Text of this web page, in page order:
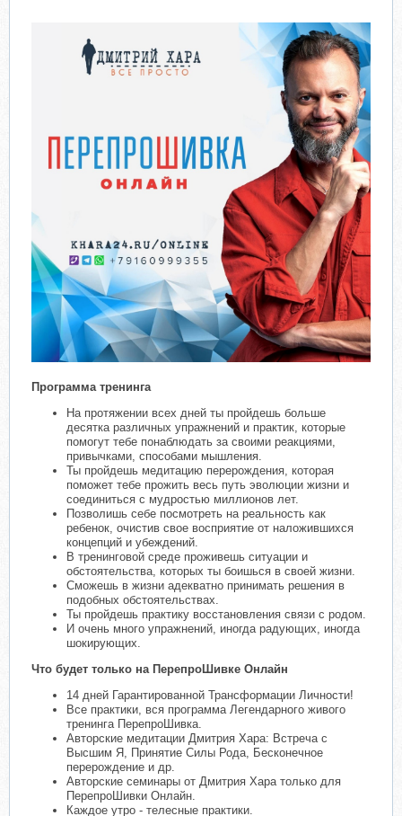
Программа тренинга
На протяжении всех дней ты пройдешь больше
десятка различных упражнений и практик, которые
помогут тебе понаблюдать за своими реакциями,
привычками, способами мышления.
Ты пройдешь медитацию перерождения, которая
поможет тебе прожить весь путь эволюции жизни и
соединиться с мудростью миллионов лет.
Позволишь себе посмотреть на реальность как
ребенок, очистив свое восприятие от наложившихся
концепций и убеждений.
В тренинговой среде проживешь ситуации и
обстоятельства, которых ты боишься в своей жизни.
Сможешь в жизни адекватно принимать решения в
подобных обстоятельствах.
Ты пройдешь практику восстановления связи с родом.
И очень много упражнений, иногда радующих, иногда
шокирующих.
Что будет только на ПерепроШивке Онлайн
14 дней Гарантированной Трансформации Личности!
Все практики, вся программа Легендарного живого
тренинга ПерепроШивка.
Авторские медитации Дмитрия Хара: Встреча с
Высшим Я, Принятие Силы Рода, Бесконечное
перерождение и др.
Авторские семинары от Дмитрия Хара только для
ПерепроШивки Онлайн.
Каждое утро - телесные практики.